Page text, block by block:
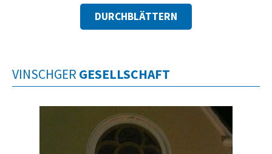
DURCHBLÄTTERN
VINSCHGER GESELLSCHAFT